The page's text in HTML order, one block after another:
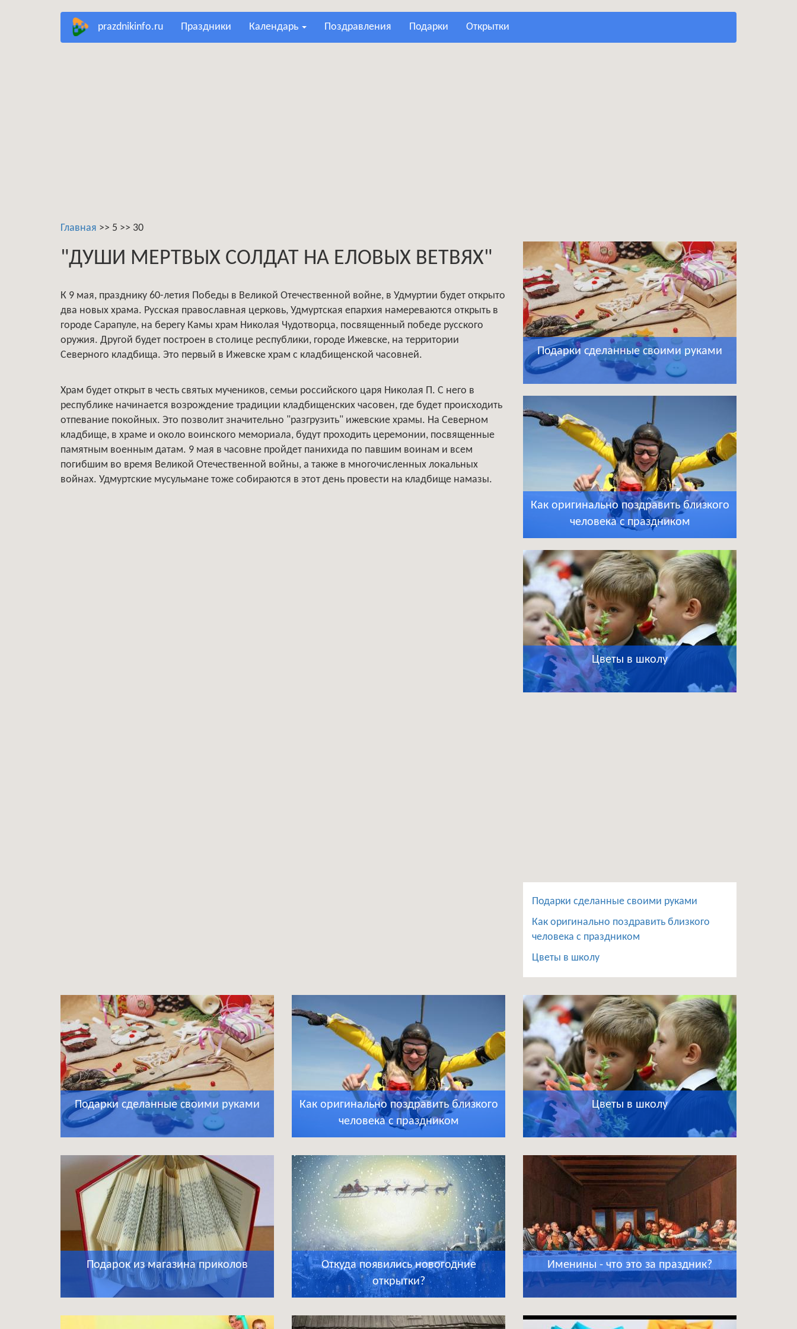
prazdnikinfo.ru праздники календарь поздравления подарки открытки
Главная >> 5 >> 30
"ДУШИ МЕРТВЫХ СОЛДАТ НА ЕЛОВЫХ ВЕТВЯХ"
К 9 мая, празднику 60-летия Победы в Великой Отечественной войне, в Удмуртии будет открыто
два новых храма. Русская православная церковь, Удмуртская епархия намереваются открыть в
городе Сарапуле, на берегу Камы храм Николая Чудотворца, посвященный победе русского
оружия. Другой будет построен в столице республики, городе Ижевске, на территории
Северного кладбища. Это первый в Ижевске храм с кладбищенской часовней.
Храм будет открыт в честь святых мучеников, семьи российского царя Николая П. С него в
республике начинается возрождение традиции кладбищенских часовен, где будет происходить
отпевание покойных. Это позволит значительно "разгрузить" ижевские храмы. На Северном
кладбище, в храме и около воинского мемориала, будут проходить церемонии, посвященные
памятным военным датам. 9 мая в часовне пройдет панихида по павшим воинам и всем
погибшим во время Великой Отечественной войны, а также в многочисленных локальных
войнах. Удмуртские мусульмане тоже собираются в этот день провести на кладбище намазы.
Подарки сделанные своими руками
Как оригинально поздравить близкого
человека с праздником
Цветы в школу
Подарки сделанные своими руками
Как оригинально поздравить близкого
человека с праздником
Цветы в школу
Подарки сделанные своими руками
Как оригинально поздравить близкого
человека с праздником
Цветы в школу
Подарок из магазина приколов
Откуда появились новогодние
открытки?
Именины - что это за праздник?